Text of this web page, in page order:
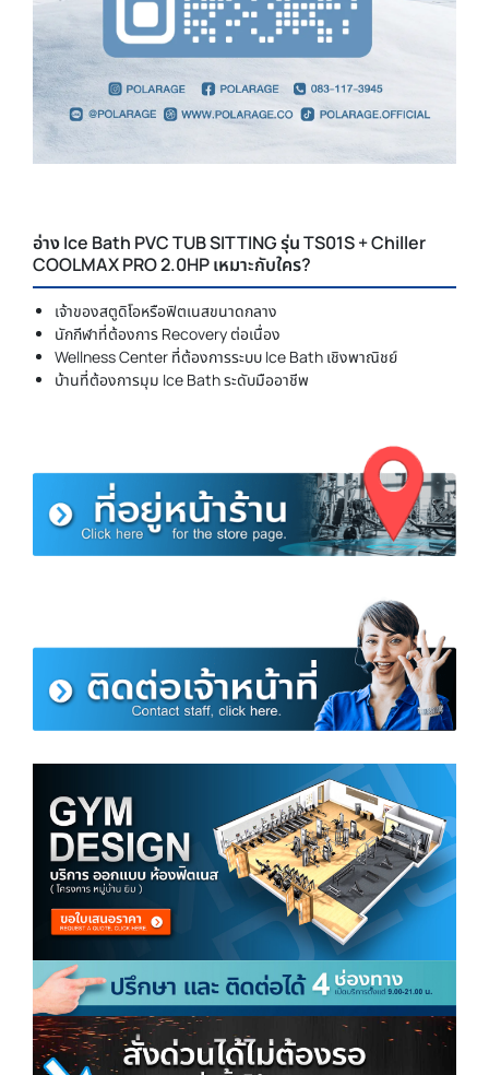
อ่าง Ice Bath PVC TUB SITTING รุ่น TS01S + Chiller
COOLMAX PRO 2.0HP เหมาะกับใคร?
เจ้าของสตูดิโอหรือฟิตเนสขนาดกลาง
นักกีฬาที่ต้องการ Recovery ต่อเนื่อง
Wellness Center ที่ต้องการระบบ Ice Bath เชิงพาณิชย์
บ้านที่ต้องการมุม Ice Bath ระดับมืออาชีพ